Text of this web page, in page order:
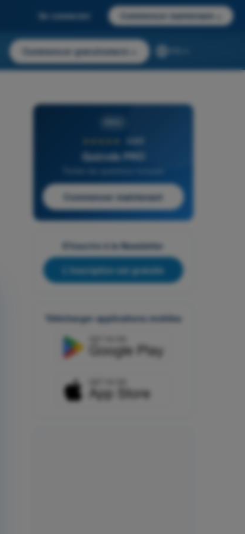
Se connecter Commencer maintenant
Commencer gratuitement
4,6/5
Quizvds PRO
Commencer maintenant
S'inscrire à la Newsletter
L'inscription est gratuite
Télécharger applications mobiles